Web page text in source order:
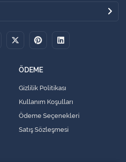
ÖDEME
Gizlilik Politikası
Kullanım Koşulları
Ödeme Seçenekleri
Satış Sözleşmesi